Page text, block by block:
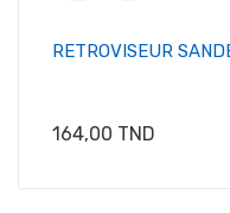
RETROVISEUR
Prix
164,00 TND